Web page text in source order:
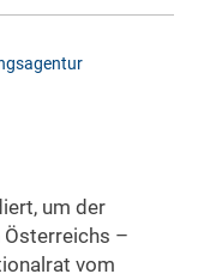
um der
–
vom